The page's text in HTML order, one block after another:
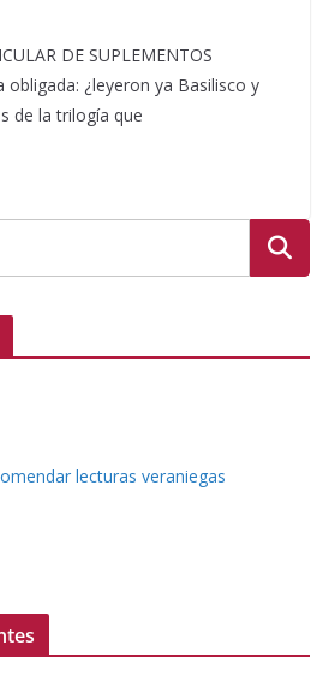
DE SUPLEMENTOS
obligada: ¿leyeron ya Basilisco y
de la trilogía que
lecturas veraniegas